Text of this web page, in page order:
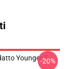
Younger T-
-20%